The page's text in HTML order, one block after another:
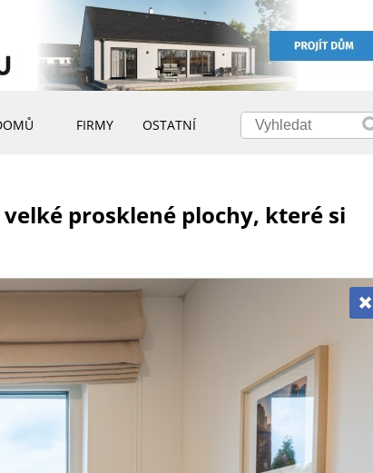
FIRMY OSTATNÍ
prosklené plochy, které si